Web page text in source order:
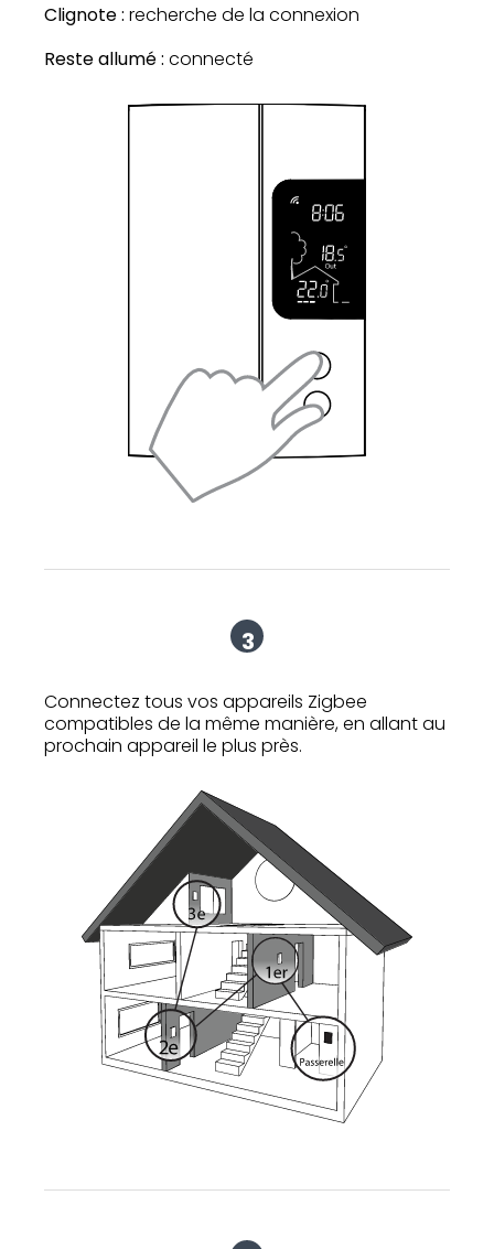
Clignote : recherche de la connexion
Reste allumé : connecté
3
Connectez tous vos appareils Zigbee
compatibles de la même manière, en allant au
prochain appareil le plus près.